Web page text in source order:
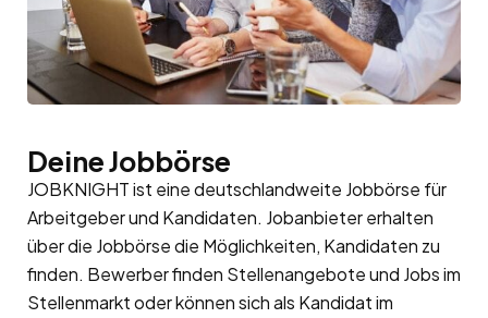
Deine Jobbörse
JOBKNIGHT ist eine deutschlandweite Jobbörse für
Arbeitgeberund Kandidaten. Jobanbieter erhalten
über die Jobbörse die Möglichkeiten, Kandidaten zu
finden. Bewerber finden Stellenangebote und Jobs im
Stellenmarkt oder können sich als Kandidat im